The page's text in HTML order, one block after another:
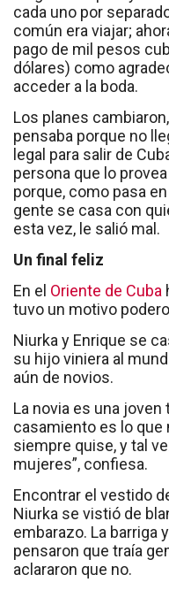
cada uno por
común era viajar;
pago de mil pesos
dólares) como
acceder a la boda.
Los planes
pensaba porque no
legal para salir de
persona que lo
porque, como pasa
gente se casa con
esta vez, le salió mal.
Un final feliz
En el Oriente de Cuba
tuvo un motivo
Niurka y Enrique se
su hijo viniera al
aún de novios.
La novia es una
casamiento es lo que
siempre quise, y tal
mujeres”, confiesa.
Encontrar el vestido
Niurka se vistió de
embarazo. La barriga
pensaron que traía
aclararon que no.